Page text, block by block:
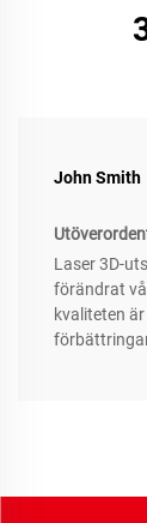
John Smith
Laser 3D-
förändrat
kvaliteten